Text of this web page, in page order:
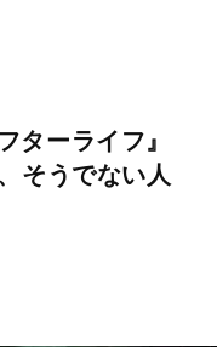
ターライフ』
そうでない人